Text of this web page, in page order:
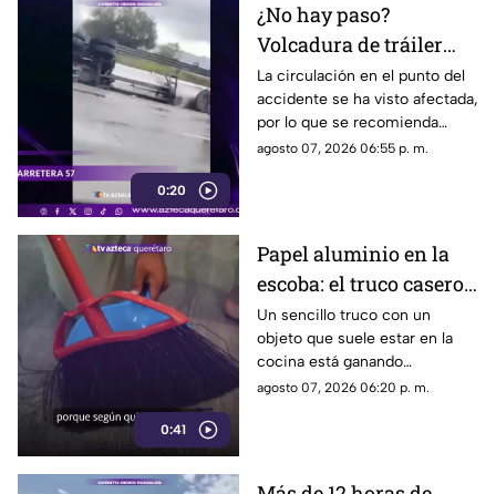
0:20
¿No hay paso?
Volcadura de tráiler
colapsa este punto de la
carretera 57
La circulación en el punto del
accidente se ha visto afectada,
por lo que se recomienda
considerar tiempos de
agosto 07, 2026 06:55 p. m.
0:41
Papel aluminio en la
escoba: el truco casero
que se volvió viral
Un sencillo truco con un
objeto que suele estar en la
cocina está ganando
popularidad entre quienes
agosto 07, 2026 06:20 p. m.